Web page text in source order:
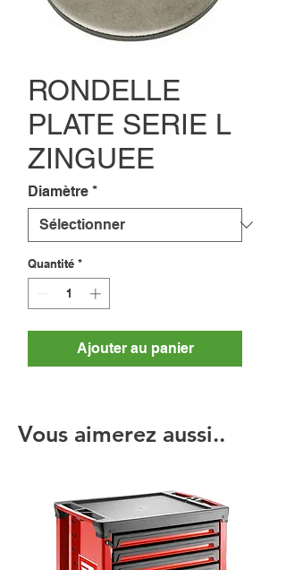
RONDELLE
PLATE SERIE L
ZINGUEE
Diamètre *
Quantité *
Ajouter au panier
Vous aimerez aussi..